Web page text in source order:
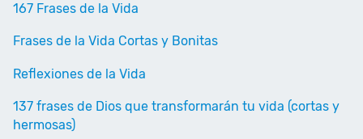
167 Frases de la Vida
Frases de la Vida Cortas y Bonitas
Reflexiones de la Vida
137 frases de Dios que transformarán tu vida (cortas y
hermosas)